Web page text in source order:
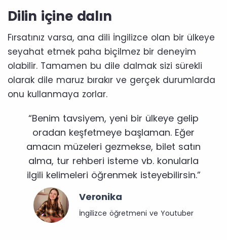
Dilin içine dalın
Fırsatınız varsa, ana dili İngilizce olan bir ülkeye
seyahat etmek paha biçilmez bir deneyim
olabilir. Tamamen bu dile dalmak sizi sürekli
olarak dile maruz bırakır ve gerçek durumlarda
onu kullanmaya zorlar.
“Benim tavsiyem, yeni bir ülkeye gelip
oradan keşfetmeye başlaman. Eğer
amacın müzeleri gezmekse, bilet satın
alma, tur rehberi isteme vb. konularla
ilgili kelimeleri öğrenmek isteyebilirsin.”
Veronika
İngilizce öğretmeni ve Youtuber